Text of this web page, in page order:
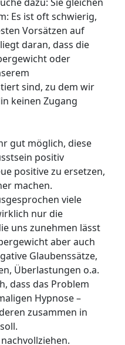
Es ist oft schwierig,
Vorsätzen auf
daran, dass die
oder
sind, zu dem wir
keinen Zugang
gut möglich, diese
positiv
positive zu ersetzen,
machen.
viele
nur die
uns zunehmen lässt
aber auch
Glaubenssätze,
Überlastungen o.a.
dass das Problem
Hypnose –
zusammen in